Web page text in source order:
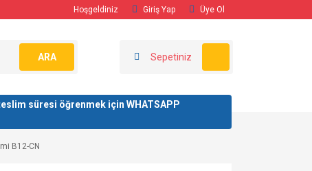
Hoşgeldiniz Giriş Yap Üye Ol
ARA Sepetiniz
süresi öğrenmek için WHATSAPP
B12-CN